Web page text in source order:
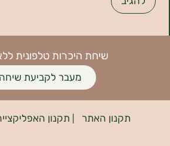
שיחת היכרות טלפונית ללא עלות >
מעבר לקביעת שיחה >
האתר|תקנון האפליקצייה|הצהרת